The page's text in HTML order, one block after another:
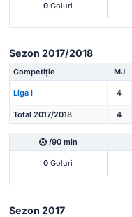
0 Goluri
Sezon 2017/2018
Competiție MJ
Liga I 4
Total 2017/2018 4
/90 min
0 Goluri
Sezon 2017